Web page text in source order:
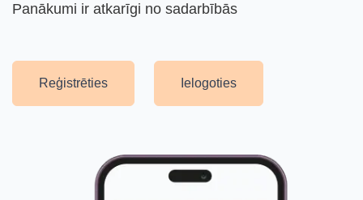
Panākumi ir atkarīgi no sadarbībās
Reģistrēties Ielogoties